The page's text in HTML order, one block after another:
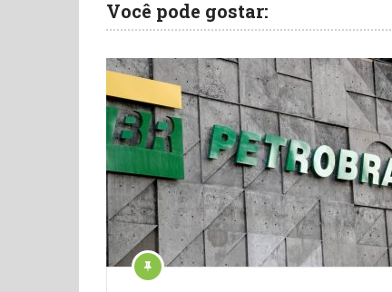
Você pode gostar: